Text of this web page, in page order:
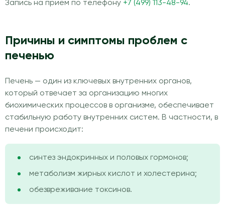
Запись на прием по телефону +7 (499) 113-48-94.
Причины и симптомы проблем с
печенью
Печень — один из ключевых внутренних органов,
который отвечает за организацию многих
биохимических процессов в организме, обеспечивает
стабильную работу внутренних систем. В частности, в
печени происходит:
синтез эндокринных и половых гормонов;
метаболизм жирных кислот и холестерина;
обезвреживание токсинов.